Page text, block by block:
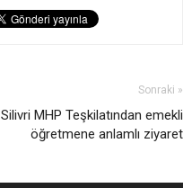
Sonraki »
Silivri MHP Teşkilatından emekli
öğretmene anlamlı ziyaret